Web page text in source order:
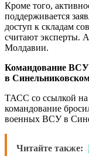
Кроме того,
поддерживается
доступ к складам
считают эксперты.
Молдавии.
Командование ВСУ
в
ТАСС со ссылкой на
командование
военных ВСУ в
Читайте также: